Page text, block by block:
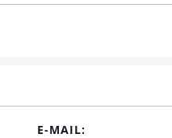
E-MAIL: